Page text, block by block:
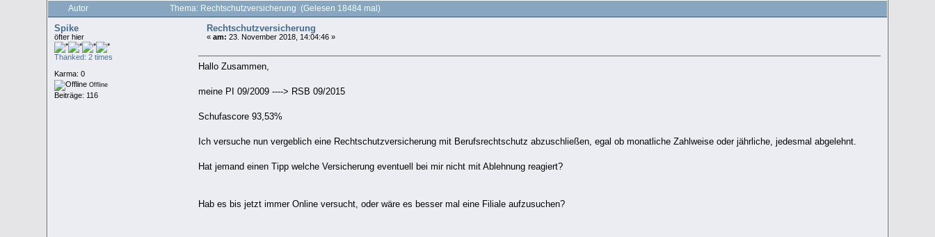
Autor Thema: Rechtschutzversicherung (Gelesen 18484 mal)
Spike
öfter hier
Thanked: 2 times
Karma: 0
Offline
Beiträge: 116
Rechtschutzversicherung
«am: 23. November 2018, 14:04:46 »
Hallo Zusammen,
meine PI 09/2009 ----> RSB 09/2015
Schufascore 93,53%
Ich versuche nun vergeblich eine Rechtschutzversicherung mit Berufsrechtschutz abzuschließen, egal ob monatliche Zahlweise oder jährliche, jedesmal abgelehnt.
Hat jemand einen Tipp welche Versicherung eventuell bei mir nicht mit Ablehnung reagiert?
Hab es bis jetzt immer Online versucht, oder wäre es besser mal eine Filiale aufzusuchen?